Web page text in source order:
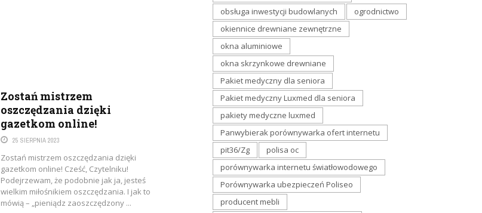
Zostań mistrzem
oszczędzania dzięki
gazetkom online!
25 SIERPNIA 2023
Zostań mistrzem oszczędzania dzięki
gazetkom online! Cześć, Czytelniku!
Podejrzewam, że podobnie jak ja, jesteś
wielkim miłośnikiem oszczędzania. I jak to
mówią – „pieniądz zaoszczędzony ...
obsługa inwestycji budowlanych
ogrodnictwo
okiennice drewniane zewnętrzne
okna aluminiowe
okna skrzynkowe drewniane
Pakiet medyczny dla seniora
Pakiet medyczny Luxmed dla seniora
pakiety medyczne luxmed
Panwybierak porównywarka ofert internetu
pit36/Zg
polisa oc
porównywarka internetu światłowodowego
Porównywarka ubezpieczeń Poliseo
producent mebli